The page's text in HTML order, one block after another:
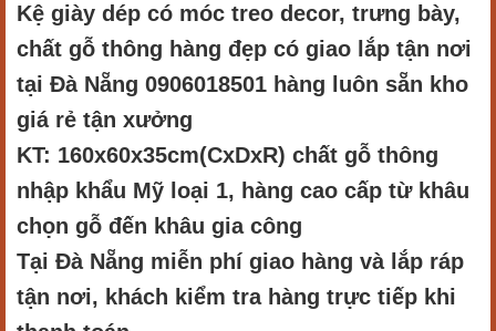
Kệ giày dép có móc treo decor, trưng bày,
chất gỗ thông hàng đẹp có giao lắp tận nơi
tại Đà Nẵng 0906018501 hàng luôn sẵn kho
giá rẻ tận xưởng
KT: 160x60x35cm(CxDxR) chất gỗ thông
nhập khẩu Mỹ loại 1, hàng cao cấp từ khâu
chọn gỗ đến khâu gia công
Tại Đà Nẵng miễn phí giao hàng và lắp ráp
tận nơi, khách kiểm tra hàng trực tiếp khi